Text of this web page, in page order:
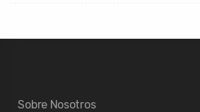
Sobre Nosotros